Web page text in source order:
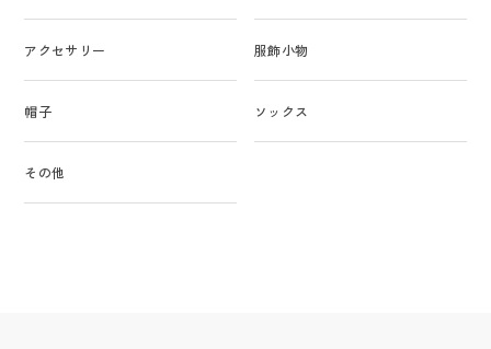
アクセサリー 服飾小物
帽子 ソックス
その他